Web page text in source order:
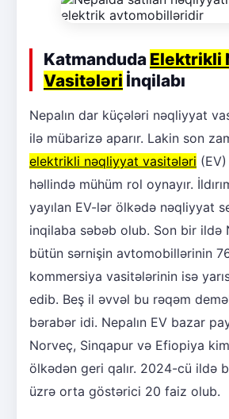
Katmanduda Elektrikli
Vasitələri İnqilabı
Nepalın dar küçələri nəqliyyat
ilə mübarizə aparır. Lakin son
elektrikli nəqliyyat vasitələri
həllində mühüm rol oynayır.
yayılan EV-lər ölkədə nəqliyyat
inqilaba səbəb olub. Son bir ildə
bütün sərnişin avtomobillərinin
kommersiya vasitələrinin isə
edib. Beş il əvvəl bu rəqəm
bərabər idi. Nepalın EV bazar
Norveç, Sinqapur və Efiopiya
ölkədən geri qalır. 2024-cü ildə
üzrə orta göstərici 20 faiz olub.